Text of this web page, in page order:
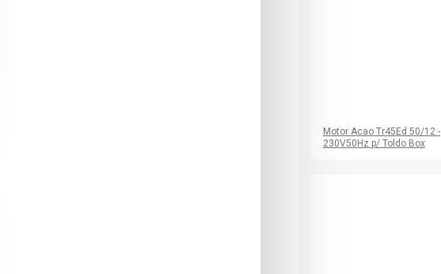
Motor Acao Tr45Ed 50/12 -
230V50Hz p/ Toldo Box